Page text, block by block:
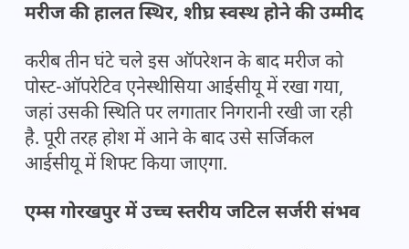
मरीज की हालत स्थिर, शीघ्र स्वस्थ होने की उम्मीद
करीब तीन घंटे चले इस ऑपरेशन के बाद मरीज को
पोस्ट-ऑपरेटिव एनेस्थीसिया आईसीयू में रखा गया,
जहां उसकी स्थिति पर लगातार निगरानी रखी जा रही
है. पूरी तरह होश में आने के बाद उसे सर्जिकल
आईसीयू में शिफ्ट किया जाएगा.
एम्स गोरखपुर में उच्च स्तरीय जटिल सर्जरी संभव